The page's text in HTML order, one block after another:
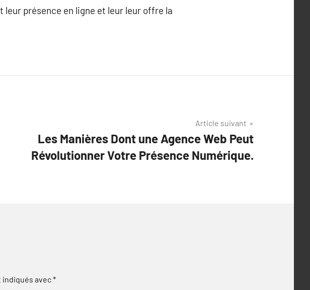
leur présence en ligne et leur leur offre la
Article suivant
Les Manières Dont une Agence Web Peut
Révolutionner Votre Présence Numérique.
indiqués avec*